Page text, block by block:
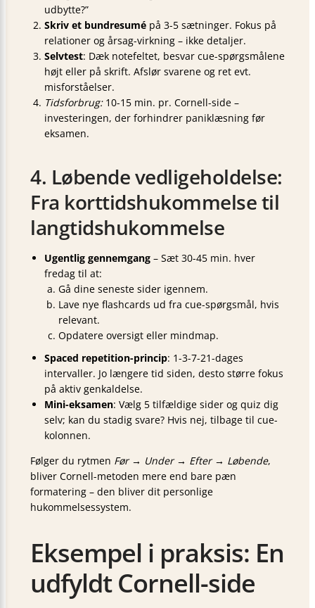
udbytte?”
Skriv et bundresumé på 3-5 sætninger. Fokus på
relationer og årsag-virkning – ikke detaljer.
Selvtest: Dæk notefeltet, besvar cue-spørgsmålene
højt eller på skrift. Afslør svarene og ret evt.
misforståelser.
Tidsforbrug:10-15 min. pr. Cornell-side –
investeringen, der forhindrer paniklæsning før
eksamen.
4. Løbende vedligeholdelse:
Fra korttidshukommelse til
langtidshukommelse
Ugentlig gennemgang – Sæt 30-45 min. hver
fredag til at:
Gå dine seneste sider igennem.
Lave nye flashcards ud fra cue-spørgsmål, hvis
relevant.
Opdatere oversigt eller mindmap.
Spaced repetition-princip: 1-3-7-21-dages
intervaller. Jo længere tid siden, desto større fokus
på aktiv genkaldelse.
Mini-eksamen: Vælg 5 tilfældige sider og quiz dig
selv; kan du stadig svare? Hvis nej, tilbage til cue-
kolonnen.
Følger du rytmen Før → Under → Efter → Løbende,
bliver Cornell-metoden mere end bare pæn
formatering – den bliver dit personlige
hukommelsessystem.
Eksempel i praksis: En
udfyldt Cornell-side